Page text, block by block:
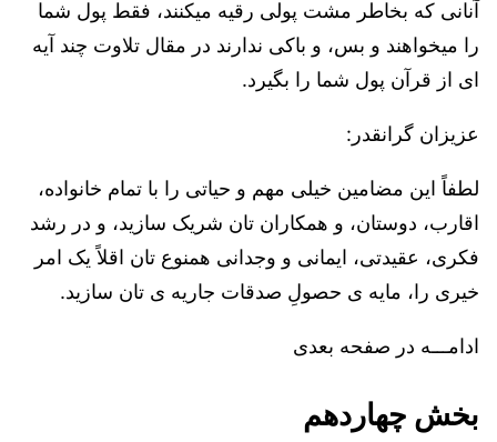
آنانی که بخاطر مشت پولی رقیه میکنند، فقط پول شما
را میخواهند و بس، و باکی ندارند در مقال تلاوت چند آیه
ای از قرآن پول شما را بگیرد.
عزیزان گرانقدر:
لطفاً این مضامین خیلی مهم و حیاتی را با تمام خانواده،
اقارب، دوستان، و همکاران تان شریک سازید، و در رشد
فکری، عقیدتی، ایمانی و وجدانی همنوع تان اقلاً یک امر
خیری را، مایه ی حصولِ صدقات جاریه ی تان سازید.
ادامـــه در صفحه بعدی
بخش چهاردهم